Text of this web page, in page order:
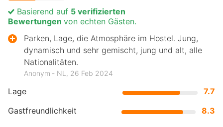
Lage
7.7
Gastfreundlichkeit
8.3
Basierend auf 5 verifizierten
Bewertungen von echten Gästen.
Parken, Lage, die Atmosphäre im Hostel. Jung,
dynamisch und sehr gemischt, jung und alt, alle
Nationalitäten.
Anonym ‐ NL, 26 Feb 2024